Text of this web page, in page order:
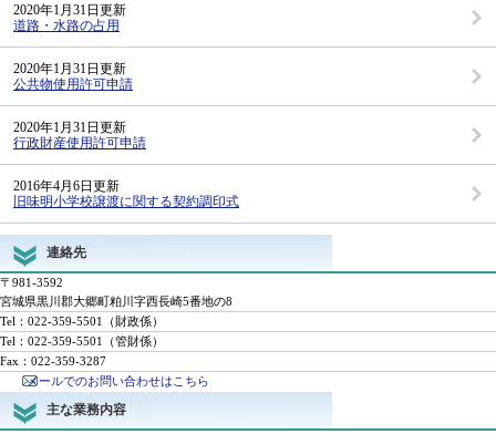
2020年1月31日更新
道路・水路の占用
2020年1月31日更新
公共物使用許可申請
2020年1月31日更新
行政財産使用許可申請
2016年4月6日更新
旧味明小学校譲渡に関する契約調印式
連絡先
〒981-3592
宮城県黒川郡大郷町粕川字西長崎5番地の8
Tel：022-359-5501
（財政係）
Tel：022-359-5501
（管財係）
Fax：022-359-3287
メールでのお問い合わせはこちら
主な業務内容